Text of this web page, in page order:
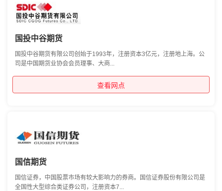
国投中谷期货
国投中谷期货有限公司创始于1993年，注册资本3亿元，注册地上海。公
司是中国期货业协会会员理事、大商...
查看网点
国信期货
国信证券，中国股票市场有较大影响力的券商。国信证券股份有限公司是
全国性大型综合类证券公司，注册资本7...